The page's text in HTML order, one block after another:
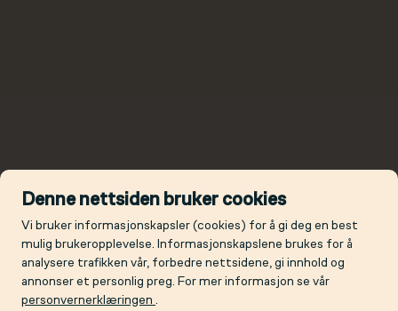
Denne nettsiden bruker cookies
Vi bruker informasjonskapsler (cookies) for å gi deg en best
mulig brukeropplevelse. Informasjonskapslene brukes for å
analysere trafikken vår, forbedre nettsidene, gi innhold og
annonser et personlig preg. For mer informasjon se vår
personvernerklæringen .